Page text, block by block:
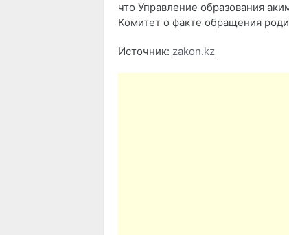
что Управление образования
Комитет о факте обращения
Источник: zakon.kz